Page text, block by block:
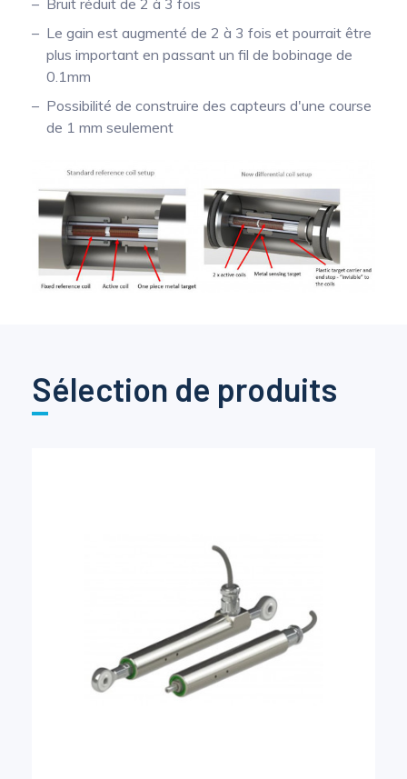
Bruit réduit de 2 à 3 fois
Le gain est augmenté de 2 à 3 fois et pourrait être
plus important en passant un fil de bobinage de
0.1mm
Possibilité de construire des capteurs d'une course
de 1 mm seulement
Sélection de produits